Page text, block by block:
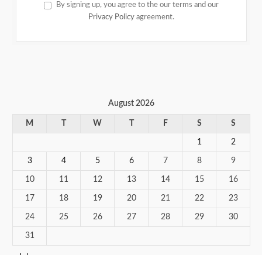
By signing up, you agree to the our terms and our
Privacy Policy agreement.
August 2026
M W F S S
1 2
3 4 5 6 7 8 9
10 11 12 13 14 15 16
17 18 19 20 21 22 23
24 25 26 27 28 29 30
31